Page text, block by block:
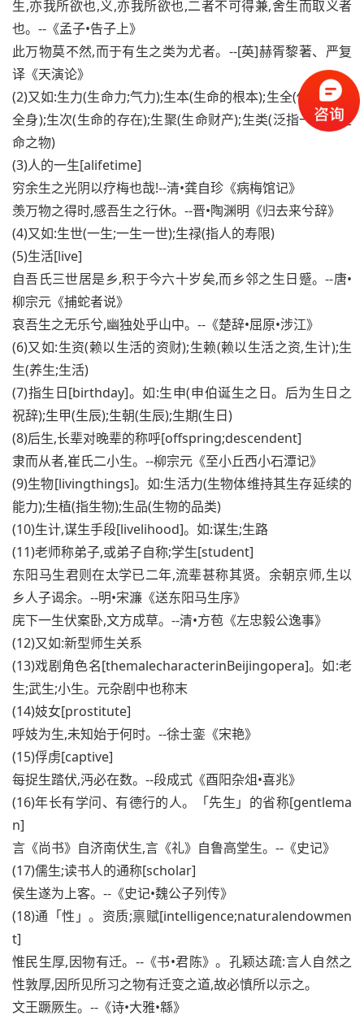
生,亦我所欲也,义,亦我所欲也,二者不可得兼,舍生而取义者
也。--《孟子•告子上》
此万物莫不然,而于有生之类为尤者。--[英]赫胥黎著、严复
译《天演论》
(2)又如:生力(生命力;气力);生本(生命的根本);生全(保全生命,
全身);生次(生命的存在);生聚(生命财产);生类(泛指一切有生
命之物)
(3)人的一生[alifetime]
穷余生之光阴以疗梅也哉!--清•龚自珍《病梅馆记》
羡万物之得时,感吾生之行休。--晋•陶渊明《归去来兮辞》
(4)又如:生世(一生;一生一世);生禄(指人的寿限)
(5)生活[live]
自吾氏三世居是乡,积于今六十岁矣,而乡邻之生日蹙。--唐•
柳宗元《捕蛇者说》
哀吾生之无乐兮,幽独处乎山中。--《楚辞•屈原•涉江》
(6)又如:生资(赖以生活的资财);生赖(赖以生活之资,生计);生
生(养生;生活)
(7)指生日[birthday]。如:生申(申伯诞生之日。后为生日之
祝辞);生甲(生辰);生朝(生辰);生期(生日)
(8)后生,长辈对晚辈的称呼[offspring;descendent]
隶而从者,崔氏二小生。--柳宗元《至小丘西小石潭记》
(9)生物[livingthings]。如:生活力(生物体维持其生存延续的
能力);生植(指生物);生品(生物的品类)
(10)生计,谋生手段[livelihood]。如:谋生;生路
(11)老师称弟子,或弟子自称;学生[student]
东阳马生君则在太学已二年,流辈甚称其贤。余朝京师,生以
乡人子谒余。--明•宋濂《送东阳马生序》
庑下一生伏案卧,文方成草。--清•方苞《左忠毅公逸事》
(12)又如:新型师生关系
(13)戏剧角色名[themalecharacterinBeijingopera]。如:老
生;武生;小生。元杂剧中也称末
(14)妓女[prostitute]
呼妓为生,未知始于何时。--徐士銮《宋艳》
(15)俘虏[captive]
每捉生踏伏,沔必在数。--段成式《酉阳杂俎•喜兆》
(16)年长有学问、有德行的人。「先生」的省称[gentlema
n]
言《尚书》自济南伏生,言《礼》自鲁高堂生。--《史记》
(17)儒生;读书人的通称[scholar]
侯生遂为上客。--《史记•魏公子列传》
(18)通「性」。资质;禀赋[intelligence;naturalendowmen
t]
惟民生厚,因物有迁。--《书•君陈》。孔颖达疏:言人自然之
性敦厚,因所见所习之物有迁变之道,故必慎所以示之。
文王蹶厥生。--《诗•大雅•緜》